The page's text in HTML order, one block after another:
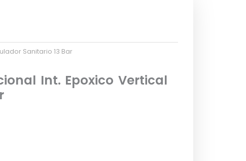
Sanitario 13 Bar
Int. Epoxico Vertical